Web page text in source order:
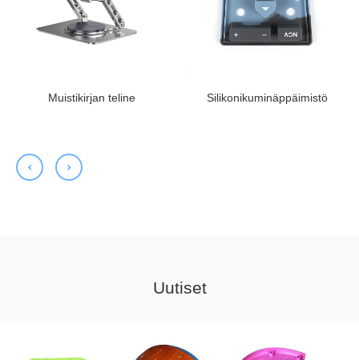
Muistikirjan teline Silikonikuminäppäimistö
Uutiset